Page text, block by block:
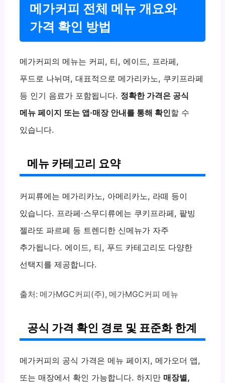
메가커피 전체 메뉴 개요와
가격 확인 방법
메가커피의 메뉴는 커피, 티, 에이드, 프라페,
푸드로 나뉘며, 대표적으로 메가리카노, 쿠키프라페
등 인기 음료가 포함됩니다. 정확한 가격은 공식
메뉴 페이지 또는 앱·매장 안내를 통해 확인할 수
있습니다.
메뉴 카테고리 요약
커피류에는 메가리카노, 아메리카노, 라떼 등이
있습니다. 프라페·스무디류에는 쿠키프라페, 팥빙
젤라또 파르페 등 트렌디한 신메뉴가 자주
추가됩니다. 에이드, 티, 푸드 카테고리도 다양한
선택지를 제공합니다.
출처: 메가MGC커피(주), 메가MGC커피 메뉴
공식 가격 확인 경로 및 표준화 한계
메가커피의 공식 가격은 메뉴 페이지, 메가오더 앱,
또는 매장에서 확인 가능합니다. 하지만 매장별,